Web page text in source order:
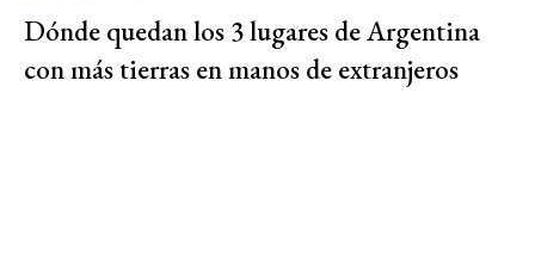
Dónde quedan los 3 lugares de Argentina
con más tierras en manos de extranjeros